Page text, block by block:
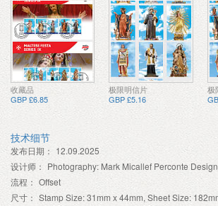
收藏品
GBP £6.85
极限明信片
GBP £5.16
极
技术细节
发布日期： 12.09.2025
设计师： Photography: Mark Micallef Perconte
流程： Offset
尺寸： Stamp Size: 31mm x 44mm, Sheet Size: